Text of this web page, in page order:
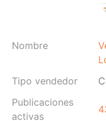
Nombre
Tipo vendedor
Publicaciones
activas